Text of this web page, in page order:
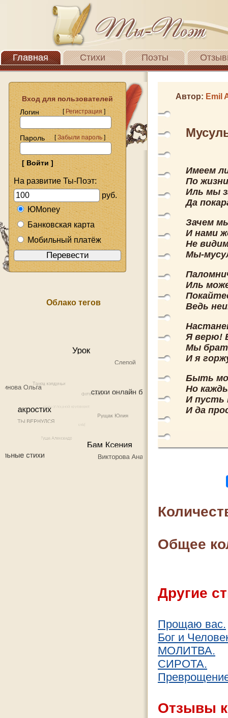
Главная Стихи Поэты
Вход для пользователей
Логин
[Регистрация]
Пароль [Забыли пароль]
На развитие Ты-Поэт:
руб.
ЮMoney
Банковская карта
Мобильный платёж
Облако тегов
Автор: Emil
Имеем
По
Иль мы
Да
Зачем
И нами
Не
Мы-
Иль
Ведь
Я верю!
Мы
И я
Быть
Но
И пусть
И да
Общее
Другие
Прощаю вас.
Бог и
МОЛИТВА.
СИРОТА.
Отзывы